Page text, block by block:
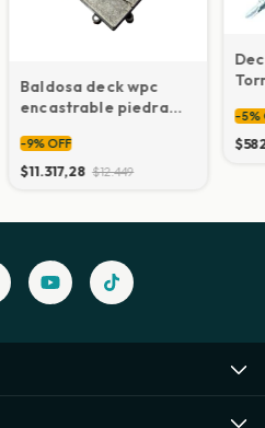
Baldosa deck wpc
encastrable piedra
-9% OFF
$11.317,28 $12.449
-5%